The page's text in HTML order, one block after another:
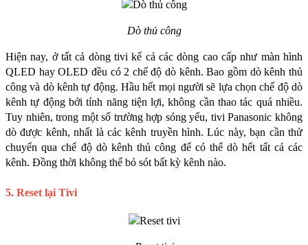
Dò thủ công
Hiện nay, ở tất cả dòng tivi kể cả các dòng cao cấp như màn hình
QLED hay OLED đều có 2 chế độ dò kênh. Bao gồm dò kênh thủ
công và dò kênh tự động. Hầu hết mọi người sẽ lựa chọn chế độ dò
kênh tự động bởi tính năng tiện lợi, không cần thao tác quá nhiều.
Tuy nhiên, trong một số trường hợp sóng yếu, tivi Panasonic không
dò được kênh, nhất là các kênh truyền hình. Lúc này, bạn cần thử
chuyển qua chế độ dò kênh thủ công để có thể dò hết tất cả các
kênh. Đồng thời không thể bỏ sót bất kỳ kênh nào.
5. Reset lại Tivi